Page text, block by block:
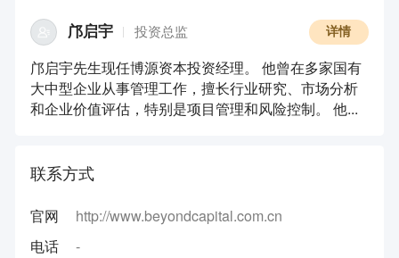
邝启宇 投资总监
邝启宇先生现任博源资本投资经理。 他曾在多家国有
大中型企业从事管理工作，擅长行业研究、市场分析
和企业价值评估，特别是项目管理和风险控制。 他...
详情
联系方式
官网
http://www.beyondcapital.com.cn
电话
-